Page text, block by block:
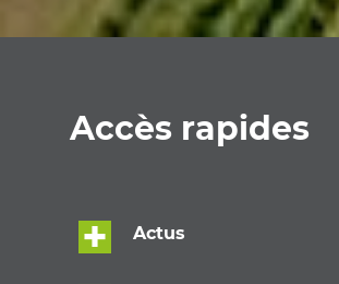
Accès rapides
Actus